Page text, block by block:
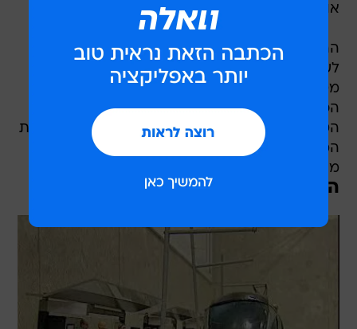
אותו למדינה ללא תמורה.
ההצעה של MTS במכרז היתה 7.16 מיליארד שקל,
לעומת 7.5 מיליארד שקל שהציעה המתחרה
מטרורייל. מרבית הניקוד במכרז ניתן להצעה
הכספית, שהיא למעשה מענק הקמה. גם בניקוד
הטכני-הנדסי והפיננסי זכתה MTS בפער ניכר לעומת
המתחרה, לאחר שהתחייבה בין השאר ללוח זמנים
מהיר מזה של מתחרתה.
ההסכם בשלבי ניסוח